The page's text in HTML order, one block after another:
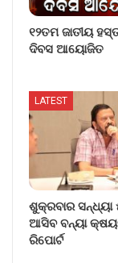
୧୨ତମ ଜାତୀୟ
ଦିବସ ଆୟୋଜିତ
LATEST
ଶୁକ୍ରବାର ସନ୍ଧ୍ୟା
ଆସିବ ବନ୍ୟା
ରିପୋର୍ଟ